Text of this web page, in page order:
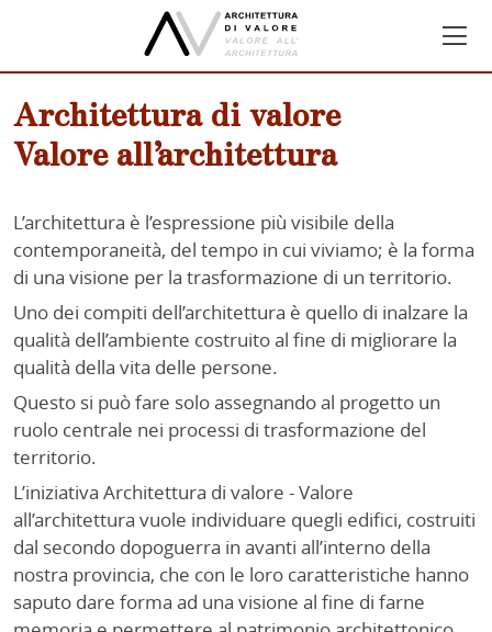
Architettura di valore
Valore all’architettura
L’architettura è l’espressione più visibile della
contemporaneità, del tempo in cui viviamo; è la forma
di una visione per la trasformazione di un territorio.
Uno dei compiti dell’architettura è quello di inalzare la
qualità dell’ambiente costruito al fine di migliorare la
qualità della vita delle persone.
Questo si può fare solo assegnando al progetto un
ruolo centrale nei processi di trasformazione del
territorio.
L’iniziativa Architettura di valore - Valore
all’architettura vuole individuare quegli edifici, costruiti
dal secondo dopoguerra in avanti all’interno della
nostra provincia, che con le loro caratteristiche hanno
saputo dare forma ad una visione al fine di farne